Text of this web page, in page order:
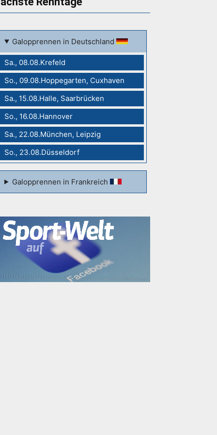
Galopprennen in Deutschland
Sa., 08.08.Krefeld
So., 09.08.Hoppegarten, Cuxhaven
Sa., 15.08.Halle, Saarbrücken
So., 16.08.Hannover
Sa., 22.08.München, Leipzig
So., 23.08.Düsseldorf
Galopprennen in Frankreich